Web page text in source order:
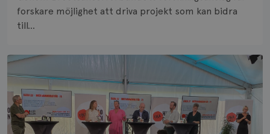
forskare möjlighet att driva projekt som kan bidra
till...